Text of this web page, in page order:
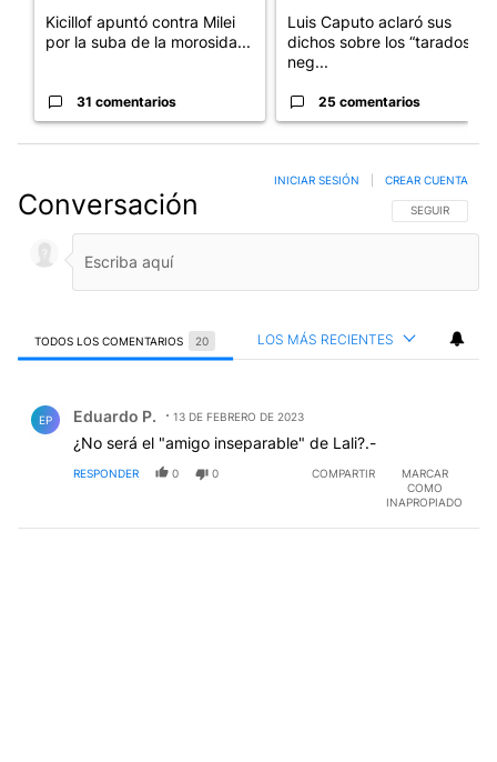
Kicillof apuntó contra Milei
por la suba de la morosida...
31 comentarios
Luis Caputo aclaró sus
dichos sobre los “tarados” y
neg...
25 comentarios
Conversación SIGA ESTA
SEGUIR
INICIAR SESIÓN CREAR CUENTA
TODOS LOS COMENTARIOS 20 LOS MÁS RECIENTES
EP Eduardo P. 13 DE FEBRERO DE 2023
¿No será el "amigo inseparable" de Lali?.-
RESPONDER 0 0 COMPARTIR
MARCAR
COMO
INAPROPIADO